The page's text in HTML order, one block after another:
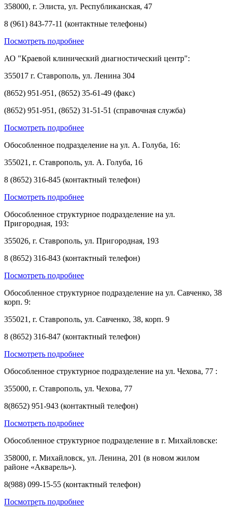
358000, г. Элиста, ул. Республиканская, 47
8 (961) 843-77-11 (контактные телефоны)
Посмотреть подробнее
АО "Краевой клинический диагностический центр":
355017 г. Ставрополь, ул. Ленина 304
(8652) 951-951, (8652) 35-61-49 (факс)
(8652) 951-951, (8652) 31-51-51 (справочная служба)
Посмотреть подробнее
Обособленное подразделение на ул. А. Голуба, 16:
355021, г. Ставрополь, ул. А. Голуба, 16
8 (8652) 316-845 (контактный телефон)
Посмотреть подробнее
Обособленное структурное подразделение на ул.
Пригородная, 193:
355026, г. Ставрополь, ул. Пригородная, 193
8 (8652) 316-843 (контактный телефон)
Посмотреть подробнее
Обособленное структурное подразделение на ул. Савченко, 38
корп. 9:
355021, г. Ставрополь, ул. Савченко, 38, корп. 9
8 (8652) 316-847 (контактный телефон)
Посмотреть подробнее
Обособленное структурное подразделение на ул. Чехова, 77 :
355000, г. Ставрополь, ул. Чехова, 77
8(8652) 951-943 (контактный телефон)
Посмотреть подробнее
Обособленное структурное подразделение в г. Михайловске:
358000, г. Михайловск, ул. Ленина, 201 (в новом жилом
районе «Акварель»).
8(988) 099-15-55 (контактный телефон)
Посмотреть подробнее